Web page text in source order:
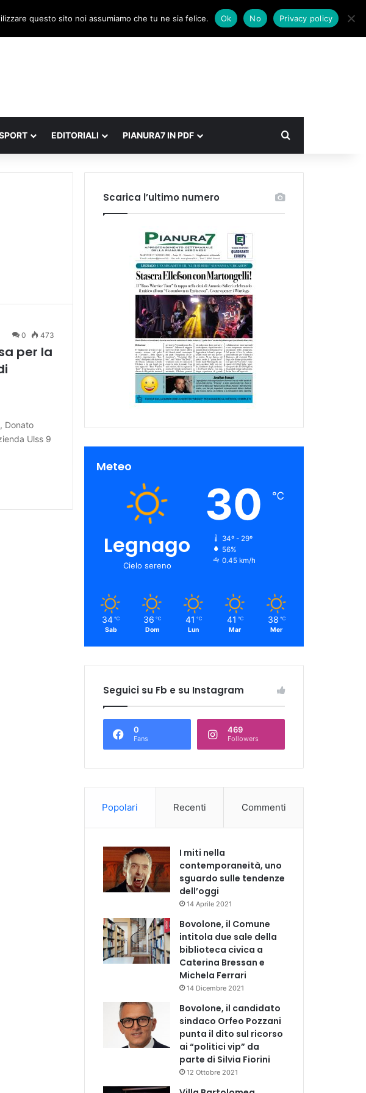
Facebook
X Instagram
AccediUn articolo a caso
Barra laterale
EDITORIALI PIANURA7 IN PDF Cerca
0 473
per la
Donato
Ulss 9
Scarica l’ultimo numero
Meteo
Legnago
Cielo sereno
30 ℃
34º - 29º
56%
0.45 km/h
34 ℃
Sab
36 ℃
Dom
41 ℃
Lun
41 ℃
Mar
38 ℃
Mer
Seguici su Fb e su Instagram
0
Fans
469
Followers
Popolari Recenti Commenti
I miti nella
contemporaneità, uno
sguardo sulle tendenze
dell’oggi
14 Aprile 2021
Bovolone, il Comune
intitola due sale della
biblioteca civica a
Caterina Bressan e
Michela Ferrari
14 Dicembre 2021
Bovolone, il candidato
sindaco Orfeo Pozzani
punta il dito sul ricorso
ai “politici vip” da
parte di Silvia Fiorini
12 Ottobre 2021
questo sito noi assumiamo che tu ne sia felice. Ok No Privacy policy